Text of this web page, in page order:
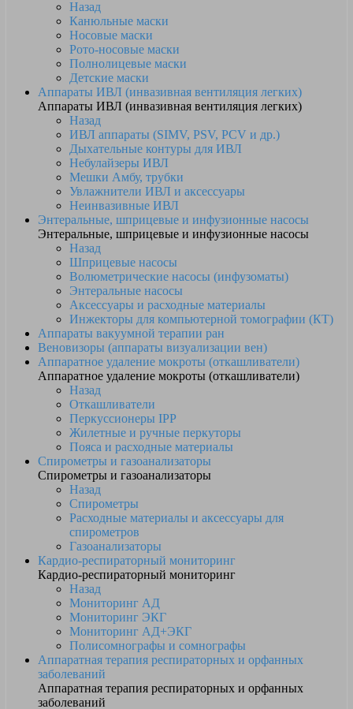
Назад
Канюльные маски
Носовые маски
Рото-носовые маски
Полнолицевые маски
Детские маски
Аппараты ИВЛ (инвазивная вентиляция легких)
Аппараты ИВЛ (инвазивная вентиляция легких)
Назад
ИВЛ аппараты (SIMV, PSV, PCV и др.)
Дыхательные контуры для ИВЛ
Небулайзеры ИВЛ
Мешки Амбу, трубки
Увлажнители ИВЛ и аксессуары
Неинвазивные ИВЛ
Энтеральные, шприцевые и инфузионные насосы
Энтеральные, шприцевые и инфузионные насосы
Назад
Шприцевые насосы
Волюметрические насосы (инфузоматы)
Энтеральные насосы
Аксессуары и расходные материалы
Инжекторы для компьютерной томографии (КТ)
Аппараты вакуумной терапии ран
Веновизоры (аппараты визуализации вен)
Аппаратное удаление мокроты (откашливатели)
Аппаратное удаление мокроты (откашливатели)
Назад
Откашливатели
Перкуссионеры IPP
Жилетные и ручные перкуторы
Пояса и расходные материалы
Спирометры и газоанализаторы
Спирометры и газоанализаторы
Назад
Спирометры
Расходные материалы и аксессуары для
спирометров
Газоанализаторы
Кардио-респираторный мониторинг
Кардио-респираторный мониторинг
Назад
Мониторинг АД
Мониторинг ЭКГ
Мониторинг АД+ЭКГ
Полисомнографы и сомнографы
Аппаратная терапия респираторных и орфанных
заболеваний
Аппаратная терапия респираторных и орфанных
заболеваний